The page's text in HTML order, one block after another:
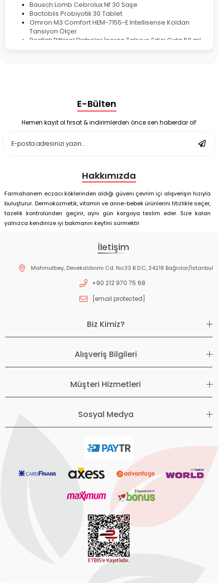
Bausch Lomb Cebrolux Nf 30 Saşe
Bactoblis Probiyotik 30 Tablet
Omron M3 Comfort HEM-7155-E Intellisense Koldan
Tansiyon Ölçer
Bestlak Bitkisel Ekstreler İçeren Takviye Edici Gıda 50 ml
Enterogermina Family 5 ml 20 Flakon
Deep Flex Stres Azaltıcı ve Enerji Dengeleyici Topraklama
Matı Set 40x60 cm
Deep Flex Stres Azaltıcı ve Enerji Dengeleyici Topraklama
E-Bülten
Hemen kayıt ol fırsat & indirimlerden önce sen haberdar ol!
Hakkımızda
Farmahanem eczacı köklerinden aldığı güveni çevrim içi alışverişin hızıyla
buluşturur. Dermokozmetik, vitamin ve anne-bebek ürünlerini titizlikle seçer,
tazelik kontrolünden geçirir, aynı gün kargoya teslim eder. Size kalan
yalnızca kendinize iyi bakmanın keyfini sürmektir
İletişim
Mahmutbey, Devekaldırımı Cd. No:33 B D:C, 34218 Bağcılar/İstanbul
+90 212 970 75 68
[email protected]
Biz Kimiz?
Alışveriş Bilgileri
Müşteri Hizmetleri
Sosyal Medya